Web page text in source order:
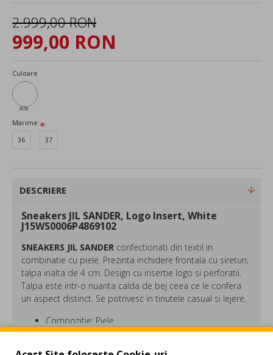
999,00 RON
2.999,00 RON
Culoare
Alb
Marime
36
37
DESCRIERE
Sneakers JIL SANDER, Logo Insert, White
J15WS0006P4869102
SNEAKERS JIL SANDER confectionati din textil in
combinatie cu piele. Prezinta inchidere frontala cu sireturi,
talpa inalta de 4 cm. Design cu insertie logo si perforatii.
Talpa este intr-o nuanta calda de bej ceea ce le confera
un aspect distinct. Se potrivesc in tinutele casual si lejere.
Compozitie: Piele
Culoare: Alb
REVIEW-URI